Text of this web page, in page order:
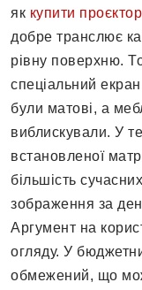
як купити проєктор
добре транслює
рівну поверхню.
спеціальний
були матові, а
виблискували. У
встановленої
більшість
зображення за
Аргумент на
огляду. У
обмежений, що